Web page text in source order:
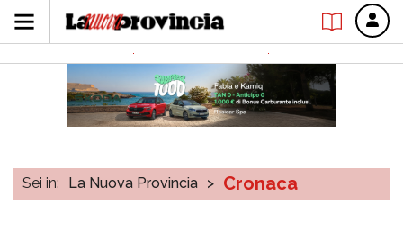
Sei in: La Nuova Provincia > Cronaca